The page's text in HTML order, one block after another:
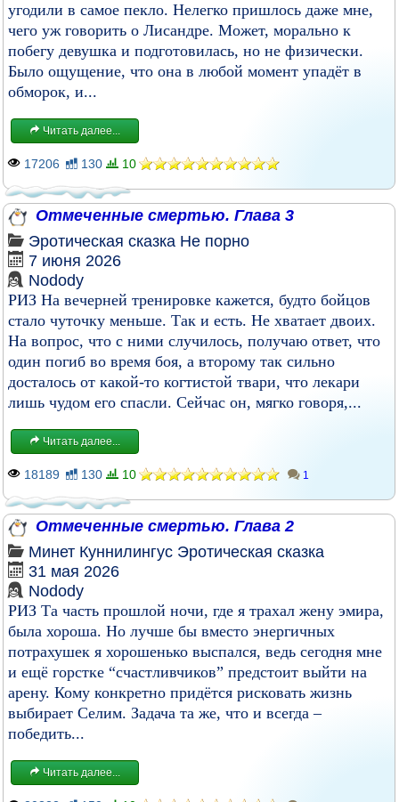
угодили в самое пекло. Нелегко пришлось даже мне,
чего уж говорить о Лисандре. Может, морально к
побегу девушка и подготовилась, но не физически.
Было ощущение, что она в любой момент упадёт в
обморок, и...
Читать далее...
17206 130 10
Отмеченные смертью. Глава 3
Эротическая сказка Не порно
7 июня 2026
Nodody
РИЗ На вечерней тренировке кажется, будто бойцов
стало чуточку меньше. Так и есть. Не хватает двоих.
На вопрос, что с ними случилось, получаю ответ, что
один погиб во время боя, а второму так сильно
досталось от какой-то когтистой твари, что лекари
лишь чудом его спасли. Сейчас он, мягко говоря,...
Читать далее...
18189 130 10 1
Отмеченные смертью. Глава 2
Минет Куннилингус Эротическая сказка
31 мая 2026
Nodody
РИЗ Та часть прошлой ночи, где я трахал жену эмира,
была хороша. Но лучше бы вместо энергичных
потрахушек я хорошенько выспался, ведь сегодня мне
и ещё горстке “счастливчиков” предстоит выйти на
арену. Кому конкретно придётся рисковать жизнь
выбирает Селим. Задача та же, что и всегда –
победить...
Читать далее...